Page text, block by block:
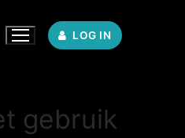
LOG IN
gebruik